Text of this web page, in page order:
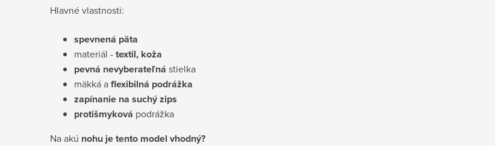
Hlavné vlastnosti:
spevnená päta
materiál -textil, koža
pevná nevyberateľná stielka
mäkká aflexibilná podrážka
zapínanie na suchý zips
protišmyková podrážka
Na akú nohu je tento model vhodný?